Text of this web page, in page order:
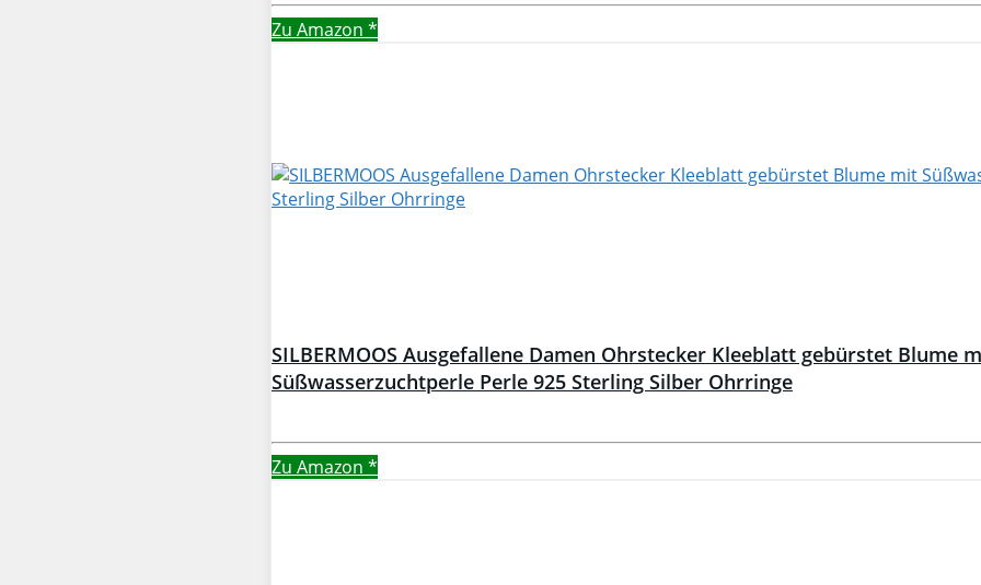
Zu Amazon *
SILBERMOOS Ausgefallene Damen Ohrstecker Kleeblatt gebürstet Blume
Süßwasserzuchtperle Perle 925 Sterling Silber Ohrringe
Zu Amazon *